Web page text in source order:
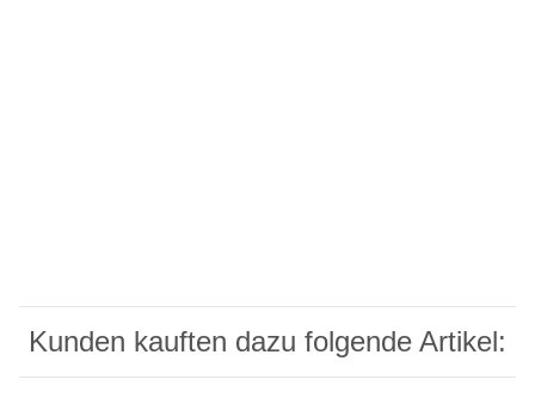
Kunden kauften dazu folgende Artikel: